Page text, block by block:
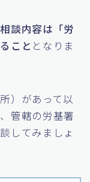
談内容は「労
こと となりま
）があって以
管轄の労基署
してみましょ